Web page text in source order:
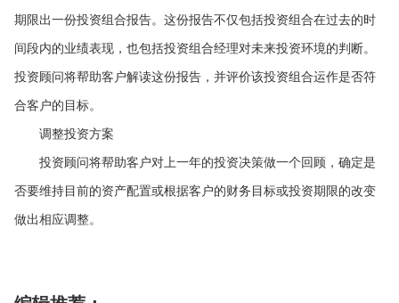
期限出一份投资组合报告。这份报告不仅包括投资组合在过去的时
间段内的业绩表现，也包括投资组合经理对未来投资环境的判断。
投资顾问将帮助客户解读这份报告，并评价该投资组合运作是否符
合客户的目标。
调整投资方案
投资顾问将帮助客户对上一年的投资决策做一个回顾，确定是
否要维持目前的资产配置或根据客户的财务目标或投资期限的改变
做出相应调整。